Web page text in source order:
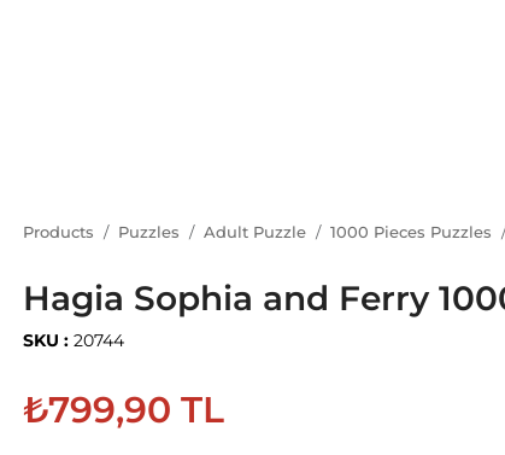
Products Puzzles Adult Puzzle 1000 Pieces Puzzles
Hagia Sophia and Ferry
SKU : 20744
₺799,90 TL